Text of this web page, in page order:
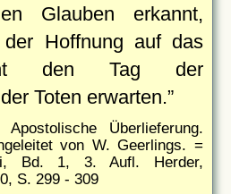
Glauben erkannt,
Hoffnung auf das
den Tag der
Toten erwarten.
Überlieferung.
von W. Geerlings. =
Bd. 1, 3. Aufl. Herder,
S. 299 - 309